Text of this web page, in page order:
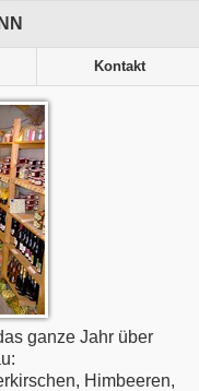
Kontakt
ganze Jahr über
Himbeeren,